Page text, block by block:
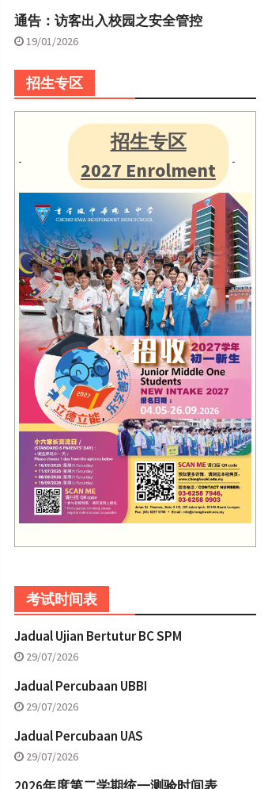
通告：访客出入校园之安全管控
19/01/2026
招生专区
招生专区
2027 Enrolment
考试时间表
Jadual Ujian Bertutur BC SPM
29/07/2026
Jadual Percubaan UBBI
29/07/2026
Jadual Percubaan UAS
29/07/2026